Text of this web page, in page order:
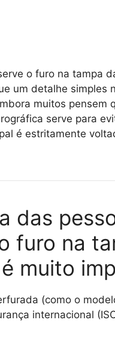
o furo na tampa
um detalhe simples
muitos pensem
serve para
é estritamente
das
furo na
muito
(como o
internacional